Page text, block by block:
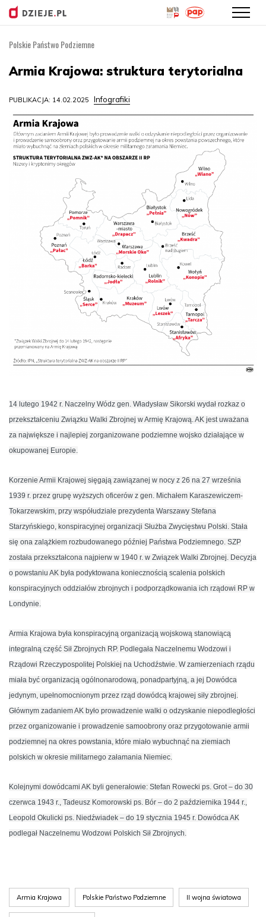
treści
Polskie Państwo Podziemne
Armia Krajowa: struktura terytorialna
PUBLIKACJA: 14.02.2025 Infografiki
14 lutego 1942 r. Naczelny Wódz gen. Władysław Sikorski wydał rozkaz o
przekształceniu Związku Walki Zbrojnej w Armię Krajową. AK jest uważana
za największe i najlepiej zorganizowane podziemne wojsko działające w
okupowanej Europie.
Korzenie Armii Krajowej sięgają zawiązanej w nocy z 26 na 27 września
1939 r. przez grupę wyższych oficerów z gen. Michałem Karaszewiczem-
Tokarzewskim, przy współudziale prezydenta Warszawy Stefana
Starzyńskiego, konspiracyjnej organizacji Służba Zwycięstwu Polski. Stała
się ona zalążkiem rozbudowanego później Państwa Podziemnego. SZP
została przekształcona najpierw w 1940 r. w Związek Walki Zbrojnej. Decyzja
o powstaniu AK była podyktowana koniecznością scalenia polskich
konspiracyjnych oddziałów zbrojnych i podporządkowania ich rządowi RP w
Londynie.
Armia Krajowa była konspiracyjną organizacją wojskową stanowiącą
integralną część Sił Zbrojnych RP. Podlegała Naczelnemu Wodzowi i
Rządowi Rzeczypospolitej Polskiej na Uchodźstwie. W zamierzeniach rządu
miała być organizacją ogólnonarodową, ponadpartyjną, a jej Dowódca
jedynym, upełnomocnionym przez rząd dowódcą krajowej siły zbrojnej.
Głównym zadaniem AK było prowadzenie walki o odzyskanie niepodległości
przez organizowanie i prowadzenie samoobrony oraz przygotowanie armii
podziemnej na okres powstania, które miało wybuchnąć na ziemiach
polskich w okresie militarnego załamania Niemiec.
Kolejnymi dowódcami AK byli generałowie: Stefan Rowecki ps. Grot – do 30
czerwca 1943 r., Tadeusz Komorowski ps. Bór – do 2 października 1944 r.,
Leopold Okulicki ps. Niedźwiadek – do 19 stycznia 1945 r. Dowódca AK
podlegał Naczelnemu Wodzowi Polskich Sił Zbrojnych.
Armia Krajowa Polskie Państwo Podziemne II wojna światowa